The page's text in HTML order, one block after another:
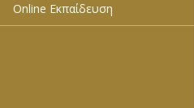
Online Εκπαίδευση